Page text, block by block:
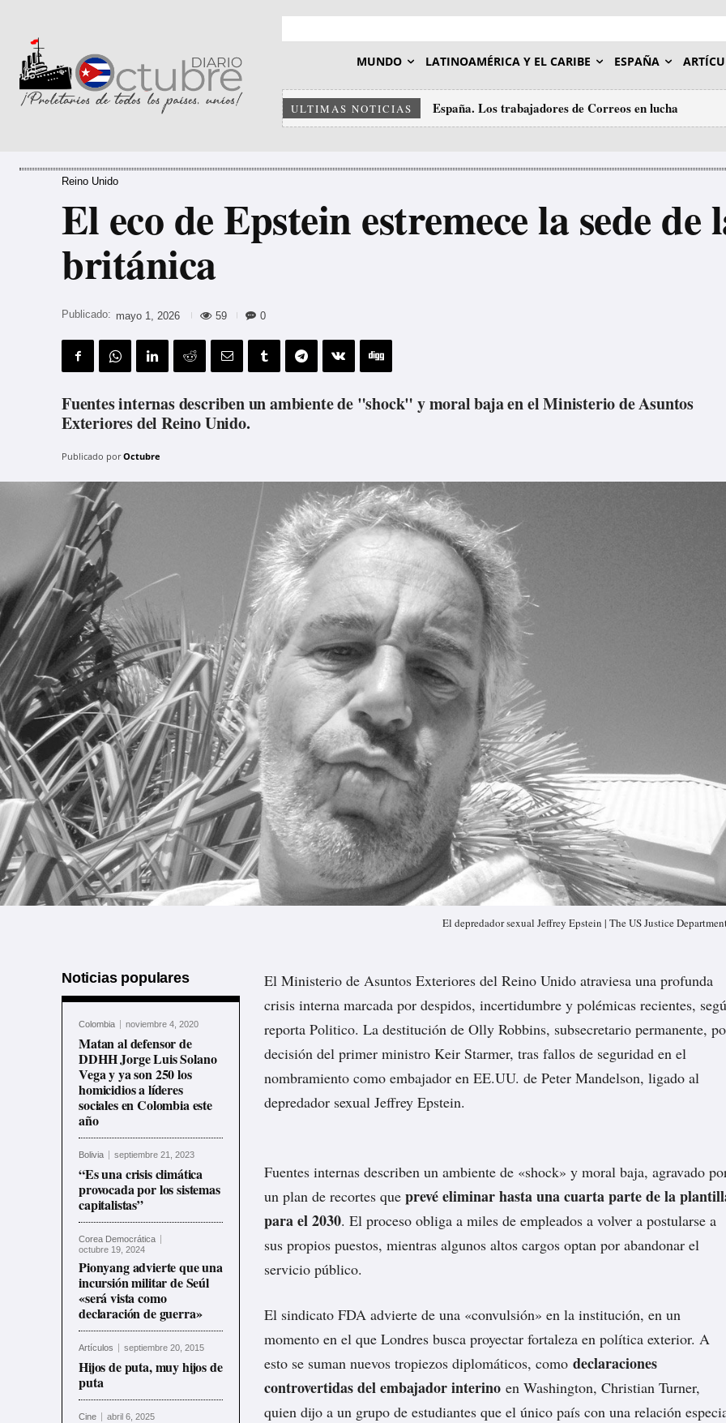
MUNDO LATINOAMÉRICA Y EL CARIBE ESPAÑA
ULTIMAS NOTICIAS España. Los trabajadores de Correos en lucha
Reino Unido
El eco de Epstein estremece la sede
británica
Publicado: mayo 1, 2026 59 0
Fuentes internas describen un ambiente de "shock" y moral baja en el Ministerio de Asuntos
Exteriores del Reino Unido.
Publicado por Octubre
El depredador sexual Jeffrey Epstein | The US Justice
Noticias populares
Colombia noviembre 4, 2020
Matan al defensor de
DDHH Jorge Luis Solano
Vega y ya son 250 los
homicidios a líderes
sociales en Colombia este
año
Bolivia septiembre 21, 2023
“Es una crisis climática
provocada por los sistemas
capitalistas”
Corea Democrática
octubre 19, 2024
Pionyang advierte que una
incursión militar de Seúl
«será vista como
declaración de guerra»
Artículos septiembre 20, 2015
Hijos de puta, muy hijos de
puta
Cine abril 6, 2025
El Ministerio de Asuntos Exteriores del Reino Unido atraviesa una profunda
crisis interna marcada por despidos, incertidumbre y polémicas recientes,
reporta Politico. La destitución de Olly Robbins, subsecretario permanente,
decisión del primer ministro Keir Starmer, tras fallos de seguridad en el
nombramiento como embajador en EE.UU. de Peter Mandelson, ligado al
depredador sexual Jeffrey Epstein.
Fuentes internas describen un ambiente de «shock» y moral baja, agravado
un plan de recortes que prevé eliminar hasta una cuarta parte de la
para el 2030. El proceso obliga a miles de empleados a volver a postularse a
sus propios puestos, mientras algunos altos cargos optan por abandonar el
servicio público.
El sindicato FDA advierte de una «convulsión» en la institución, en un
momento en el que Londres busca proyectar fortaleza en política exterior. A
esto se suman nuevos tropiezos diplomáticos, como declaraciones
controvertidas del embajador interino en Washington, Christian Turner,
quien dijo a un grupo de estudiantes que el único país con una relación